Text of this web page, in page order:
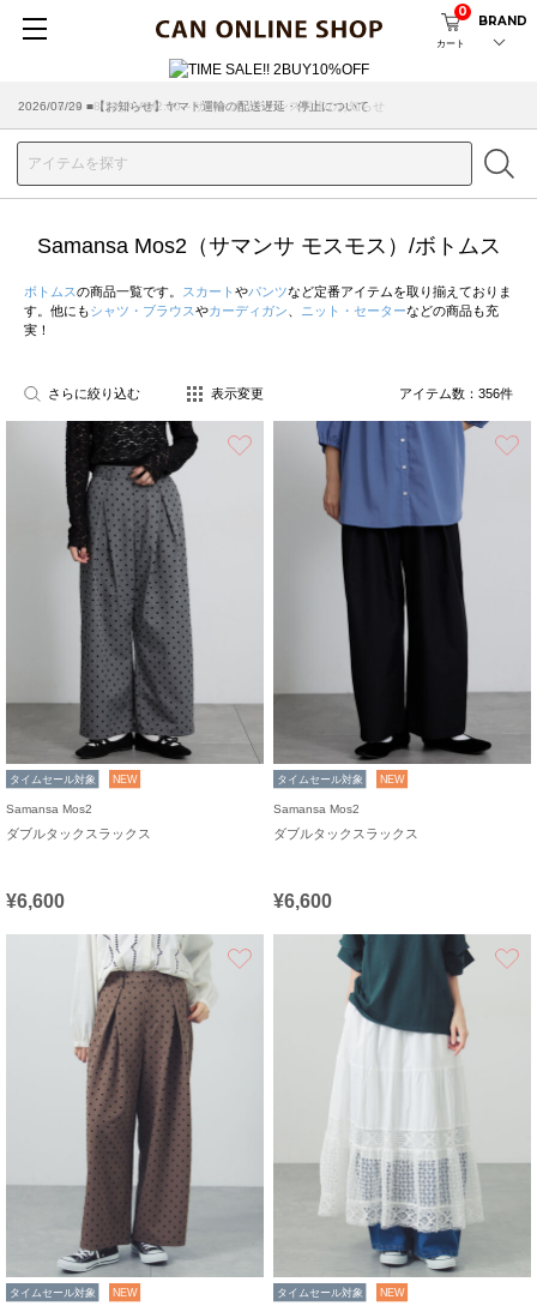
カート
0
BRAND
2026/07/29 ■【お知らせ】ヤマト運輸の配送遅延・停止について
Samansa Mos2（サマンサ モスモス）/ボトムス
ボトムスの商品一覧です。 スカート やパンツなど定番アイテムを取り揃えておりま
す。他にもシャツ・ブラウスやカーディガン ニット・セーターなどの商品も充
実！
さらに絞り込む 表示変更 アイテム数： 356件
お気に入り
タイムセール対象 NEW
Samansa Mos2
ダブルタックスラックス
¥6,600
タイムセール対象 NEW
Samansa Mos2
ダブルタックスラックス
¥6,600
タイムセール対象 NEW タイムセール対象 NEW